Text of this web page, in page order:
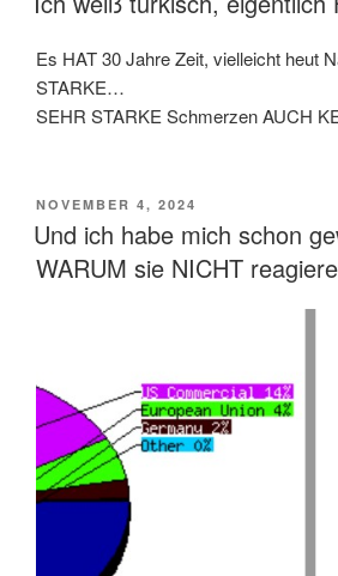
Es HAT 30 Jahre Zeit, vielleicht heut
STARKE…
SEHR STARKE Schmerzen AUCH
VERÖFFENTLICHT
AM
NOVEMBER 4, 2024
Und ich habe mich schon
WARUM sie NICHT